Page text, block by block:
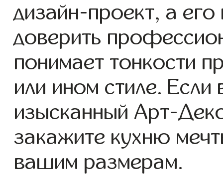
дизайн-проект, а
доверить
понимает тонкости
или ином стиле. Если
изысканный Арт-
закажите кухню
вашим размерам.